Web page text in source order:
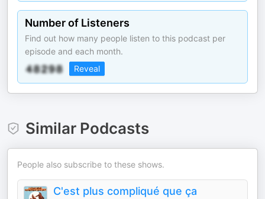
Number of Listeners
Find out how many people listen to this podcast per
episode and each month.
Reveal
Similar Podcasts
People also subscribe to these shows.
C'est plus compliqué que ça